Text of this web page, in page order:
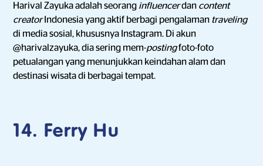
Harival Zayuka adalah seorang influencerdan content
creator Indonesia yang aktif berbagi pengalaman traveling
di media sosial, khususnya Instagram. Di akun
@harivalzayuka, dia sering mem-postingfoto-foto
petualangan yang menunjukkan keindahan alam dan
destinasi wisata di berbagai tempat.
14. Ferry Hu